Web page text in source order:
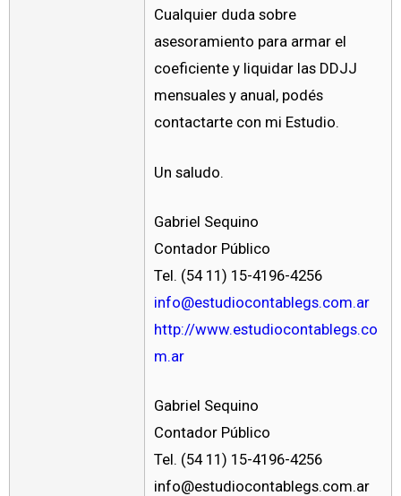
Cualquier duda sobre
asesoramiento para armar el
coeficiente y liquidar las DDJJ
mensuales y anual, podés
contactarte con mi Estudio.
Un saludo.
Gabriel Sequino
Contador Público
Tel. (54 11) 15-4196-4256
info@estudiocontablegs.com.ar
http://www.estudiocontablegs.co
m.ar
Gabriel Sequino
Contador Público
Tel. (54 11) 15-4196-4256
info@estudiocontablegs.com.ar